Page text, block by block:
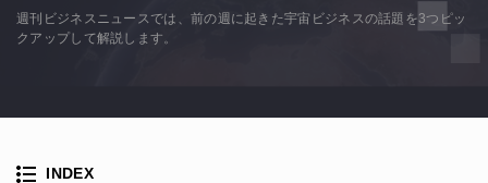
週刊ビジネスニュースでは、前の週に起きた宇宙ビジネスの話題を3つピッ
クアップして解説します。
INDEX